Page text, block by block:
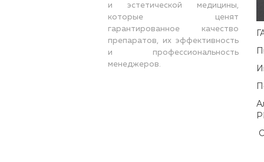
и эстетической медицины,
которые ценят
гарантированное качество
препаратов, их эффективность
и профессиональность
менеджеров.